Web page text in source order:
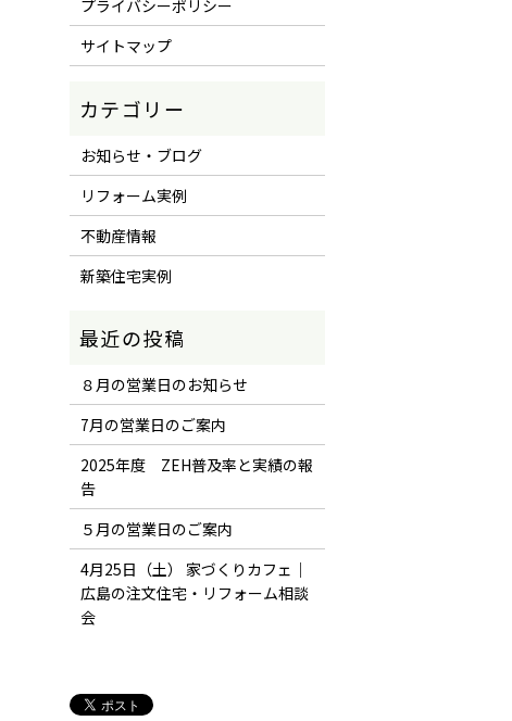
プライバシーポリシー
サイトマップ
お知らせ・ブログ
リフォーム実例
不動産情報
新築住宅実例
８月の営業日のお知らせ
7月の営業日のご案内
2025年度 ZEH普及率と実績の報
告
５月の営業日のご案内
4月25日（土） 家づくりカフェ｜
広島の注文住宅・リフォーム相談
会